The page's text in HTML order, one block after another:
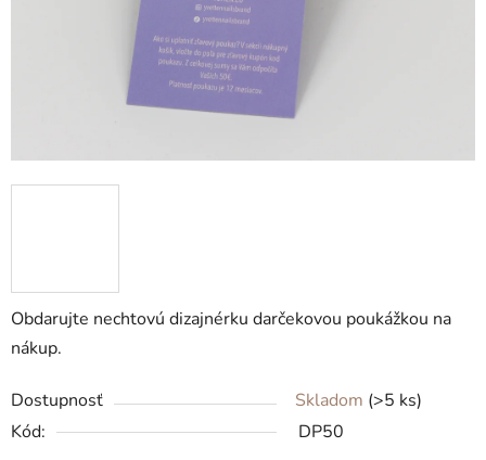
Obdarujte nechtovú dizajnérku darčekovou poukážkou na
nákup.
Dostupnosť Skladom (>5 ks)
Kód:
DP50